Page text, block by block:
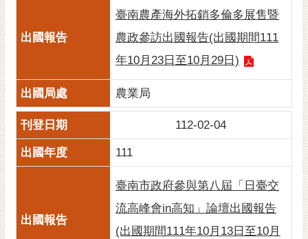
臺南農產海外拓銷多倫多展售暨
農政參訪出國報告(出國期間111
年10月23日至10月29日)
農業局
112-02-04
111
臺南市政府參與第八屆「日臺交
流高峰會in高知」論壇出國報告
(出國期間111年10月13日至10月